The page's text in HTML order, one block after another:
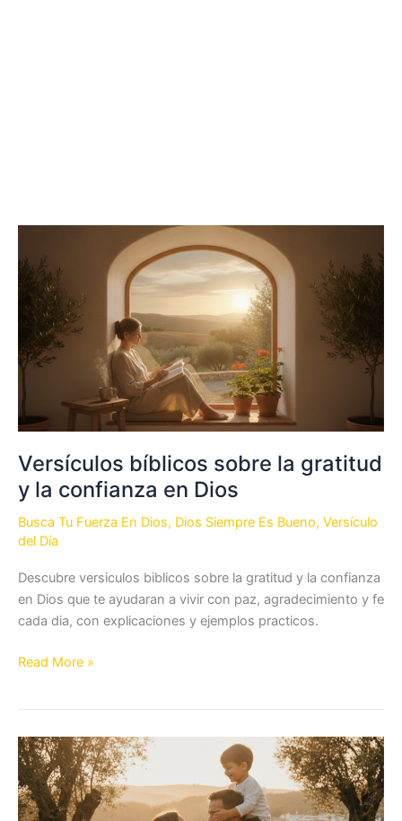
Versículos bíblicos sobre la gratitud
y la confianza en Dios
Busca Tu Fuerza En Dios, Dios Siempre Es Bueno, Versículo
del Día
Descubre versiculos biblicos sobre la gratitud y la confianza
en Dios que te ayudaran a vivir con paz, agradecimiento y fe
cada dia, con explicaciones y ejemplos practicos.
Versículos
gratitud
y
la
confianza
Read More »